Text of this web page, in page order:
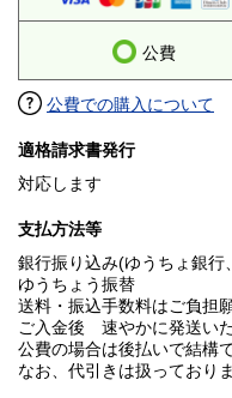
公費
公費での購入について
適格請求書発行
対応します
支払方法等
銀行振り込み(ゆうちょ銀行
ゆうちょう振替
送料・振込手数料はご負担
ご入金後 速やかに発送いた
公費の場合は後払いで結構で
なお、代引きは扱っておりま